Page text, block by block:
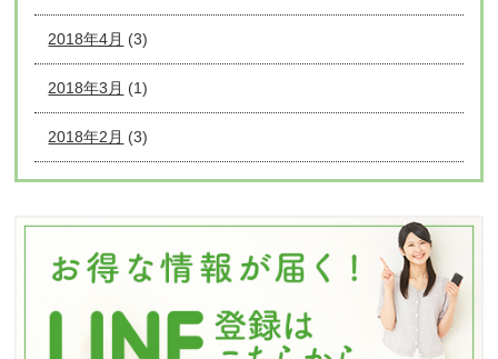
2018年4月 (3)
2018年3月 (1)
2018年2月 (3)